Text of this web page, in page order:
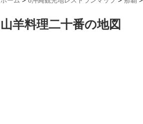
山羊料理二十番の地図